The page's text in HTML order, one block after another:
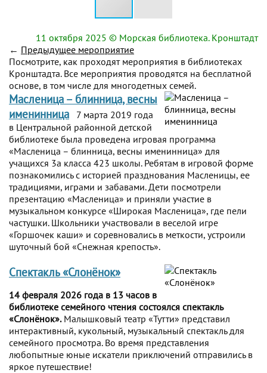
11 октября 2025 © Морская библиотека. Кронштадт
← Предыдущее мероприятие
Посмотрите, как проходят мероприятия в библиотеках
Кронштадта. Все мероприятия проводятся на бесплатной
основе, в том числе для многодетных семей.
Масленица – блинница, весны
именинница
7 марта 2019 года
в Центральной районной детской
библиотеке была проведена игровая программа
«Масленица – блинница, весны именинница» для
учащихся 3а класса 423 школы. Ребятам в игровой форме
познакомились с историей празднования Масленицы, ее
традициями, играми и забавами. Дети посмотрели
презентацию «Масленица» и приняли участие в
музыкальном конкурсе «Широкая Масленица», где пели
частушки. Школьники участвовали в веселой игре
«Горшочек каши» и соревновались в меткости, устроили
шуточный бой «Снежная крепость».
Спектакль «Слонёнок»
14 февраля 2026 года в 13 часов в
библиотеке семейного чтения состоялся спектакль
«Слонёнок».Малышковый театр «Тутти» представил
интерактивный, кукольный, музыкальный спектакль для
семейного просмотра. Во время представления
любопытные юные искатели приключений отправились в
яркое путешествие!